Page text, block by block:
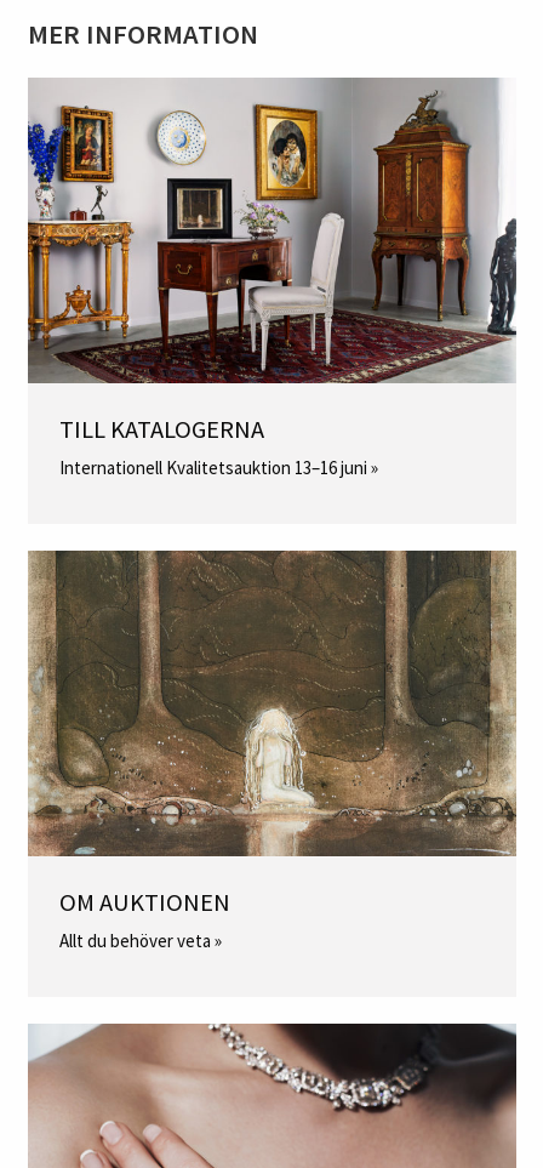
MER INFORMATION
TILL KATALOGERNA
Internationell Kvalitetsauktion 13–16 juni »
OM AUKTIONEN
Allt du behöver veta »